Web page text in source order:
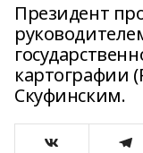
Президент
картографии
Скуфинским.